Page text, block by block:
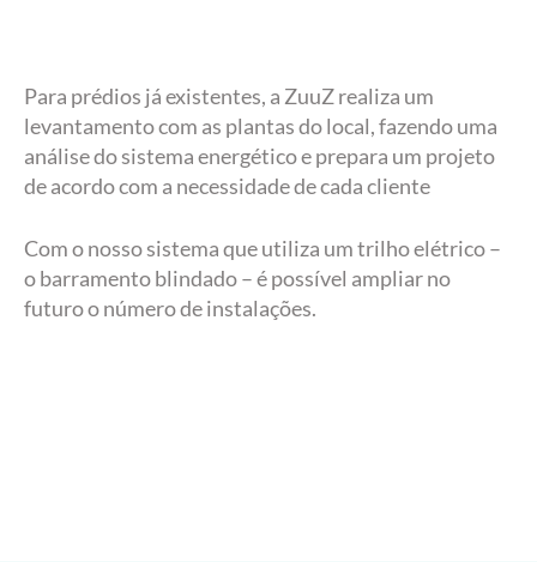
Para prédios já existentes, a ZuuZ realiza um
levantamento com as plantas do local, fazendo uma
análise do sistema energético e prepara um projeto
de acordo com a necessidade de cada cliente
Com o nosso sistema que utiliza um trilho elétrico –
o barramento blindado – é possível ampliar no
futuro o número de instalações.